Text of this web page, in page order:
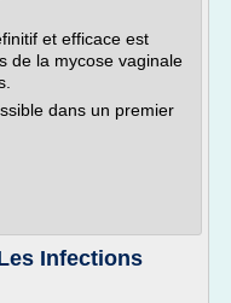
et efficace est
de la mycose vaginale
dans un premier
Infections